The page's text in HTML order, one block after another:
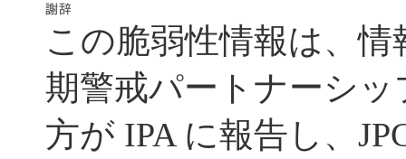
この脆弱性情報は、
期警戒パートナーシ
方が IPA に報告し、